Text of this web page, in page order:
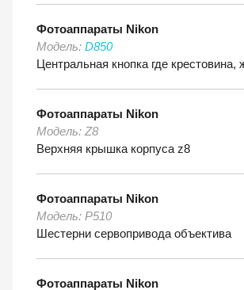
Фотоаппараты Nikon
Модель: D850
Центральная кнопка где
Фотоаппараты Nikon
Модель: Z8
Верхняя крышка корпуса z8
Фотоаппараты Nikon
Модель: Р510
Шестерни сервопривода объектива
Фотоаппараты Nikon